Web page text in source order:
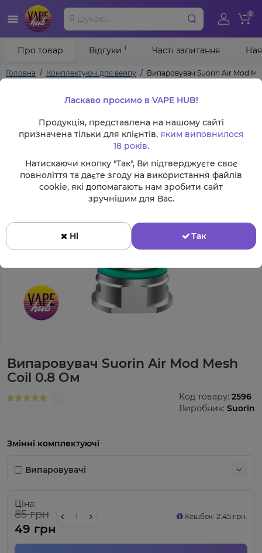
0
Головна Комплектуючі для вейпу Випаровувач Suorin Air Mod
Випаровувач Suorin Air Mod Mesh
Coil 0.8 Oм
Виробник: Suorin
Код товару: 2596
Змінні комплектуючі
Випаровувачі
Ціна:
85 грн
49 грн
Кешбек: 2.45 грн.
Про товар Відгуки 1 Часті запитання
Ласкаво просимо в VAPE HUB!
Продукція, представлена на нашому сайті
призначена тільки для клієнтів, яким виповнилося
18 років.
Натискаючи кнопку "Так", Ви підтверджуєте своє
повноліття та даєте згоду на використання файлів
cookie, які допомагають нам зробити сайт
зручнішим для Вас.
Ні Так